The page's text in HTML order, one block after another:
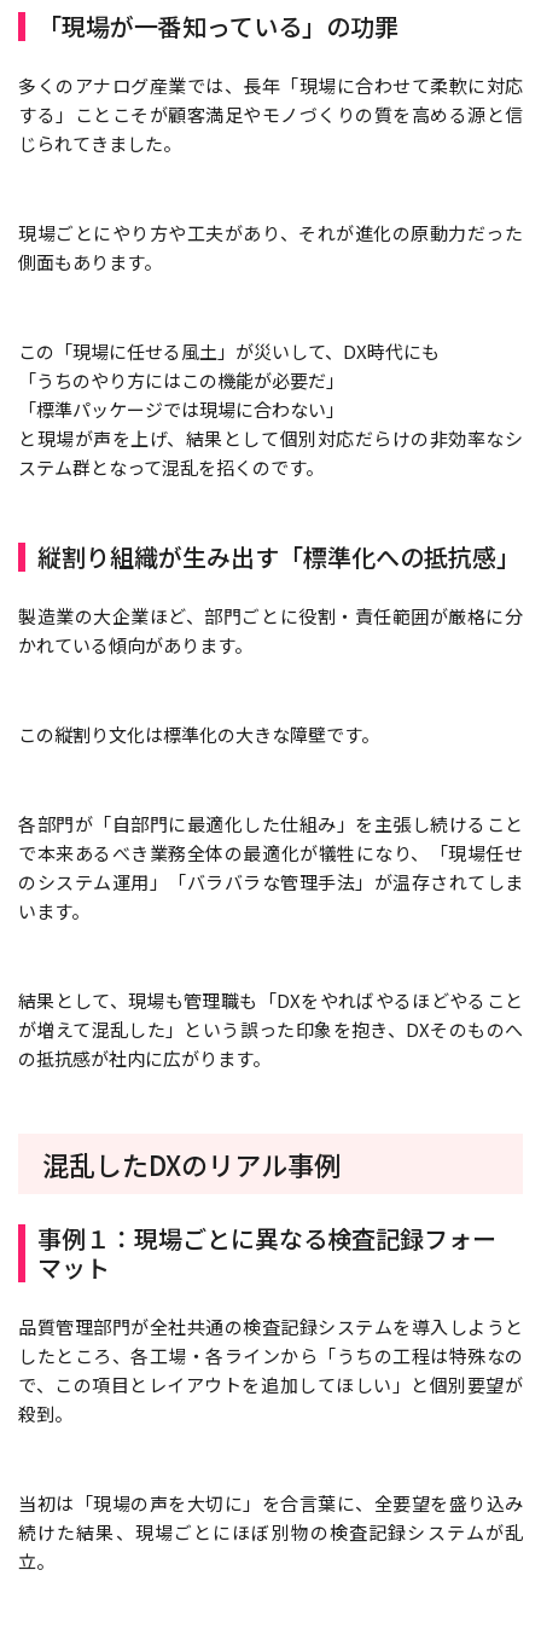
「現場が一番知っている」の功罪
多くのアナログ産業では、長年「現場に合わせて柔軟に対応
する」ことこそが顧客満足やモノづくりの質を高める源と信
じられてきました。
現場ごとにやり方や工夫があり、それが進化の原動力だった
側面もあります。
この「現場に任せる風土」が災いして、DX時代にも
「うちのやり方にはこの機能が必要だ」
「標準パッケージでは現場に合わない」
と現場が声を上げ、結果として個別対応だらけの非効率なシ
ステム群となって混乱を招くのです。
縦割り組織が生み出す「標準化への抵抗感」
製造業の大企業ほど、部門ごとに役割・責任範囲が厳格に分
かれている傾向があります。
この縦割り文化は標準化の大きな障壁です。
各部門が「自部門に最適化した仕組み」を主張し続けること
で本来あるべき業務全体の最適化が犠牲になり、「現場任せ
のシステム運用」「バラバラな管理手法」が温存されてしま
います。
結果として、現場も管理職も「DXをやればやるほどやること
が増えて混乱した」という誤った印象を抱き、DXそのものへ
の抵抗感が社内に広がります。
混乱したDXのリアル事例
事例１：現場ごとに異なる検査記録フォー
マット
品質管理部門が全社共通の検査記録システムを導入しようと
したところ、各工場・各ラインから「うちの工程は特殊なの
で、この項目とレイアウトを追加してほしい」と個別要望が
殺到。
当初は「現場の声を大切に」を合言葉に、全要望を盛り込み
続けた結果、現場ごとにほぼ別物の検査記録システムが乱
立。